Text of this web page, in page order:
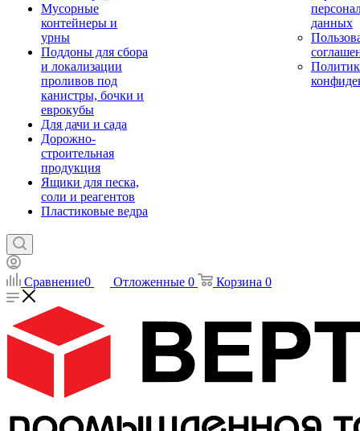
Мусорные
контейнеры и
урны
Поддоны для сбора
и локализации
проливов под
канистры, бочки и
еврокубы
Для дачи и сада
Дорожно-
строительная
продукция
Ящики для песка,
соли и реагентов
Пластиковые ведра
данных
Сравнение0 Отложенные 0 Корзина 0